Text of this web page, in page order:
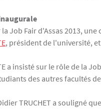
Job Fair d'Assas 2013,
, président de l'université,
a insisté sur le rôle de la
des autres facultés
TRUCHET a souligné